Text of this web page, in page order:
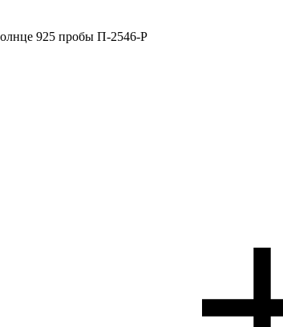
925 пробы П-2546-Р